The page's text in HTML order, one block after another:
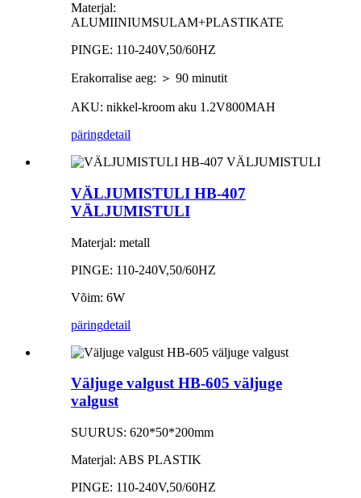
Materjal:
ALUMIINIUMSULAM+PLASTIKATE
PINGE: 110-240V,50/60HZ
Erakorralise aeg: ＞ 90 minutit
AKU: nikkel-kroom aku 1.2V800MAH
päringdetail
VÄLJUMISTULI HB-407
VÄLJUMISTULI
Materjal: metall
PINGE: 110-240V,50/60HZ
Võim: 6W
päringdetail
Väljuge valgust HB-605 väljuge
valgust
SUURUS: 620*50*200mm
Materjal: ABS PLASTIK
PINGE: 110-240V,50/60HZ